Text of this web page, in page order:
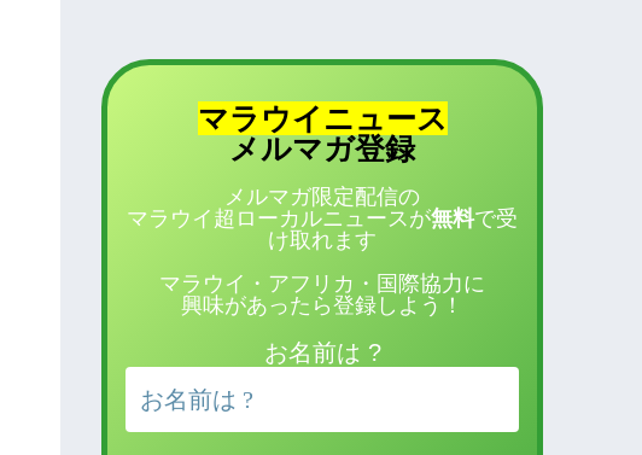
マラウイニュース
メルマガ登録
メルマガ限定配信の
マラウイ超ローカルニュースが無料で受
け取れます
マラウイ・アフリカ・国際協力に
興味があったら登録しよう！
お名前は ?